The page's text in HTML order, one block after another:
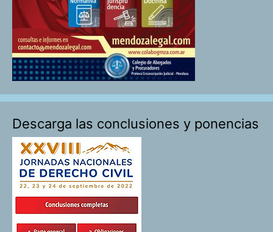
Descarga las conclusiones y ponencias